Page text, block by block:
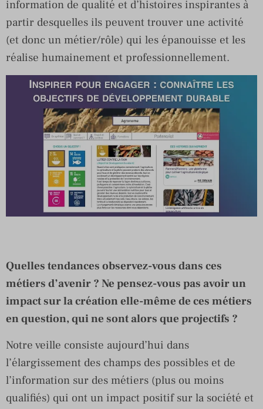
information de qualité et d’histoires inspirantes à
partir desquelles ils peuvent trouver une activité
(et donc un métier/rôle) qui les épanouisse et les
réalise humainement et professionnellement.
Quelles tendances observez-vous dans ces
métiers d’avenir ? Ne pensez-vous pas avoir un
impact sur la création elle-même de ces métiers
en question, qui ne sont alors que projectifs ?
Notre veille consiste aujourd’hui dans
l’élargissement des champs des possibles et de
l’information sur des métiers (plus ou moins
qualifiés) qui ont un impact positif sur la société et